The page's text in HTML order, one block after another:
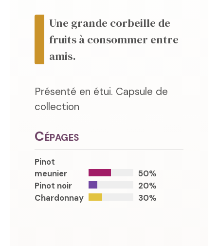
Une grande corbeille de
fruits à consommer entre
amis.
Présenté en étui. Capsule de
collection
Cépages
Pinot
meunier
50%
Pinot noir
20%
Chardonnay
30%